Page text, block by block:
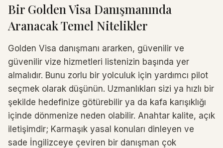
Bir Golden Visa Danışmanında
Aranacak Temel Nitelikler
Golden Visa danışmanı ararken, güvenilir ve
güvenilir vize hizmetleri listenizin başında yer
almalıdır. Bunu zorlu bir yolculuk için yardımcı pilot
seçmek olarak düşünün. Uzmanlıkları sizi ya hızlı bir
şekilde hedefinize götürebilir ya da kafa karışıklığı
içinde dönmenize neden olabilir. Anahtar kalite, açık
iletişimdir; Karmaşık yasal konuları dinleyen ve
sade İngilizceye çeviren bir danışman çok